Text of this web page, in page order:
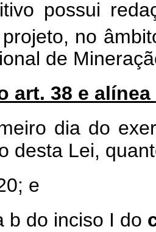
possui
no
de
art. 38 e alínea
dia do
desta Lei,
e
b do inciso I do